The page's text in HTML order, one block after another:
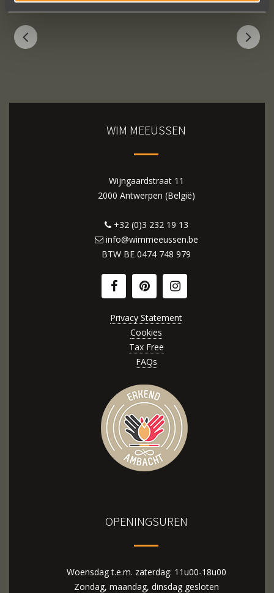
WIM MEEUSSEN
Wijngaardstraat 11
2000 Antwerpen (België)
+32 (0)3 232 19 13
info@wimmeeussen.be
BTW BE 0474 748 979
Privacy Statement
Cookies
Tax Free
FAQs
OPENINGSUREN
Woensdag t.e.m. zaterdag: 11u00-18u00
Zondag, maandag, dinsdag gesloten